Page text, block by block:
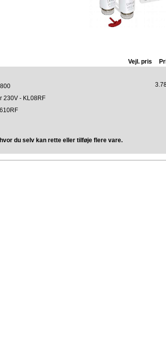
Vejl. pris
230V - KL08RF
du selv kan rette eller tilføje flere vare.